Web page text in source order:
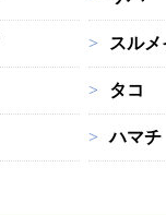
スルメ
タコ
ハマチ